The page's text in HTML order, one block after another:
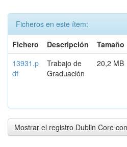
Ficheros en este ítem:
Fichero
Descripción Tamaño
13931.p
df
Trabajo de
Graduación
20,2 MB
Mostrar el registro Dublin Core